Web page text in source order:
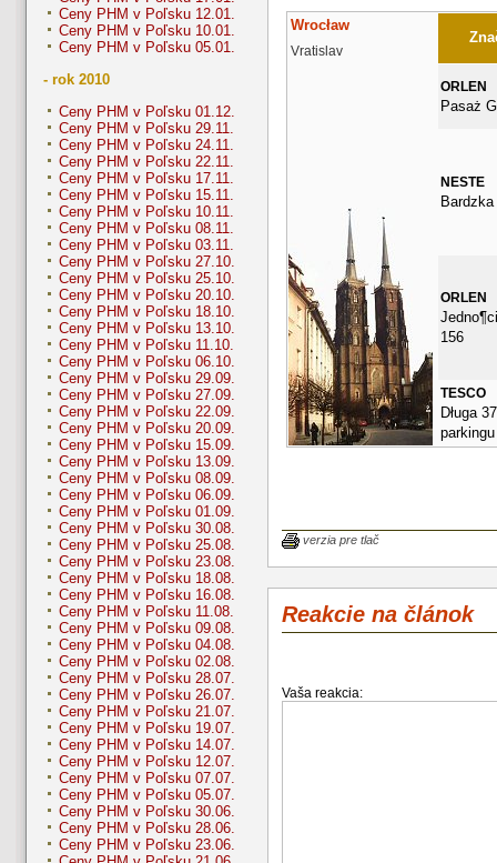
Ceny PHM v Poľsku 12.01.
Ceny PHM v Poľsku 10.01.
Ceny PHM v Poľsku 05.01.
- rok 2010
Ceny PHM v Poľsku 01.12.
Ceny PHM v Poľsku 29.11.
Ceny PHM v Poľsku 24.11.
Ceny PHM v Poľsku 22.11.
Ceny PHM v Poľsku 17.11.
Ceny PHM v Poľsku 15.11.
Ceny PHM v Poľsku 10.11.
Ceny PHM v Poľsku 08.11.
Ceny PHM v Poľsku 03.11.
Ceny PHM v Poľsku 27.10.
Ceny PHM v Poľsku 25.10.
Ceny PHM v Poľsku 20.10.
Ceny PHM v Poľsku 18.10.
Ceny PHM v Poľsku 13.10.
Ceny PHM v Poľsku 11.10.
Ceny PHM v Poľsku 06.10.
Ceny PHM v Poľsku 29.09.
Ceny PHM v Poľsku 27.09.
Ceny PHM v Poľsku 22.09.
Ceny PHM v Poľsku 20.09.
Ceny PHM v Poľsku 15.09.
Ceny PHM v Poľsku 13.09.
Ceny PHM v Poľsku 08.09.
Ceny PHM v Poľsku 06.09.
Ceny PHM v Poľsku 01.09.
Ceny PHM v Poľsku 30.08.
Ceny PHM v Poľsku 25.08.
Ceny PHM v Poľsku 23.08.
Ceny PHM v Poľsku 18.08.
Ceny PHM v Poľsku 16.08.
Ceny PHM v Poľsku 11.08.
Ceny PHM v Poľsku 09.08.
Ceny PHM v Poľsku 04.08.
Ceny PHM v Poľsku 02.08.
Ceny PHM v Poľsku 28.07.
Ceny PHM v Poľsku 26.07.
Ceny PHM v Poľsku 21.07.
Ceny PHM v Poľsku 19.07.
Ceny PHM v Poľsku 14.07.
Ceny PHM v Poľsku 12.07.
Ceny PHM v Poľsku 07.07.
Ceny PHM v Poľsku 05.07.
Ceny PHM v Poľsku 30.06.
Ceny PHM v Poľsku 28.06.
Ceny PHM v Poľsku 23.06.
Wrocław
Vratislav
ORLEN
Pasaż
NESTE
Bardzka
ORLEN
156
TESCO
Długa
verzia pre tlač
Reakcie na článok
Vaša reakcia: